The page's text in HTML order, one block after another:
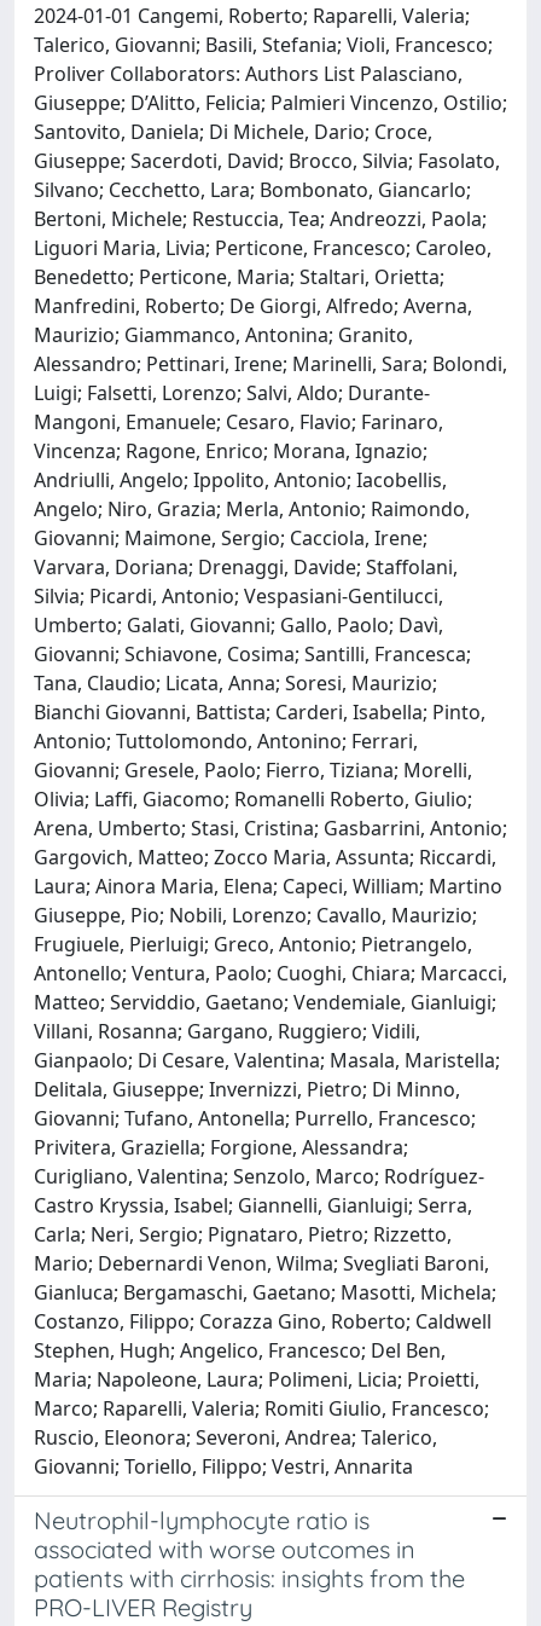
2024-01-01 Cangemi, Roberto; Raparelli, Valeria;
Talerico, Giovanni; Basili, Stefania; Violi, Francesco;
Proliver Collaborators: Authors List Palasciano,
Giuseppe; D’Alitto, Felicia; Palmieri Vincenzo, Ostilio;
Santovito, Daniela; Di Michele, Dario; Croce,
Giuseppe; Sacerdoti, David; Brocco, Silvia; Fasolato,
Silvano; Cecchetto, Lara; Bombonato, Giancarlo;
Bertoni, Michele; Restuccia, Tea; Andreozzi, Paola;
Liguori Maria, Livia; Perticone, Francesco; Caroleo,
Benedetto; Perticone, Maria; Staltari, Orietta;
Manfredini, Roberto; De Giorgi, Alfredo; Averna,
Maurizio; Giammanco, Antonina; Granito,
Alessandro; Pettinari, Irene; Marinelli, Sara; Bolondi,
Luigi; Falsetti, Lorenzo; Salvi, Aldo; Durante-
Mangoni, Emanuele; Cesaro, Flavio; Farinaro,
Vincenza; Ragone, Enrico; Morana, Ignazio;
Andriulli, Angelo; Ippolito, Antonio; Iacobellis,
Angelo; Niro, Grazia; Merla, Antonio; Raimondo,
Giovanni; Maimone, Sergio; Cacciola, Irene;
Varvara, Doriana; Drenaggi, Davide; Staffolani,
Silvia; Picardi, Antonio; Vespasiani-Gentilucci,
Umberto; Galati, Giovanni; Gallo, Paolo; Davì,
Giovanni; Schiavone, Cosima; Santilli, Francesca;
Tana, Claudio; Licata, Anna; Soresi, Maurizio;
Bianchi Giovanni, Battista; Carderi, Isabella; Pinto,
Antonio; Tuttolomondo, Antonino; Ferrari,
Giovanni; Gresele, Paolo; Fierro, Tiziana; Morelli,
Olivia; Laffi, Giacomo; Romanelli Roberto, Giulio;
Arena, Umberto; Stasi, Cristina; Gasbarrini, Antonio;
Gargovich, Matteo; Zocco Maria, Assunta; Riccardi,
Laura; Ainora Maria, Elena; Capeci, William; Martino
Giuseppe, Pio; Nobili, Lorenzo; Cavallo, Maurizio;
Frugiuele, Pierluigi; Greco, Antonio; Pietrangelo,
Antonello; Ventura, Paolo; Cuoghi, Chiara; Marcacci,
Matteo; Serviddio, Gaetano; Vendemiale, Gianluigi;
Villani, Rosanna; Gargano, Ruggiero; Vidili,
Gianpaolo; Di Cesare, Valentina; Masala, Maristella;
Delitala, Giuseppe; Invernizzi, Pietro; Di Minno,
Giovanni; Tufano, Antonella; Purrello, Francesco;
Privitera, Graziella; Forgione, Alessandra;
Curigliano, Valentina; Senzolo, Marco; Rodríguez-
Castro Kryssia, Isabel; Giannelli, Gianluigi; Serra,
Carla; Neri, Sergio; Pignataro, Pietro; Rizzetto,
Mario; Debernardi Venon, Wilma; Svegliati Baroni,
Gianluca; Bergamaschi, Gaetano; Masotti, Michela;
Costanzo, Filippo; Corazza Gino, Roberto; Caldwell
Stephen, Hugh; Angelico, Francesco; Del Ben,
Maria; Napoleone, Laura; Polimeni, Licia; Proietti,
Marco; Raparelli, Valeria; Romiti Giulio, Francesco;
Ruscio, Eleonora; Severoni, Andrea; Talerico,
Giovanni; Toriello, Filippo; Vestri, Annarita
Neutrophil-lymphocyte ratio is
associated with worse outcomes in
patients with cirrhosis: insights from the
PRO-LIVER Registry